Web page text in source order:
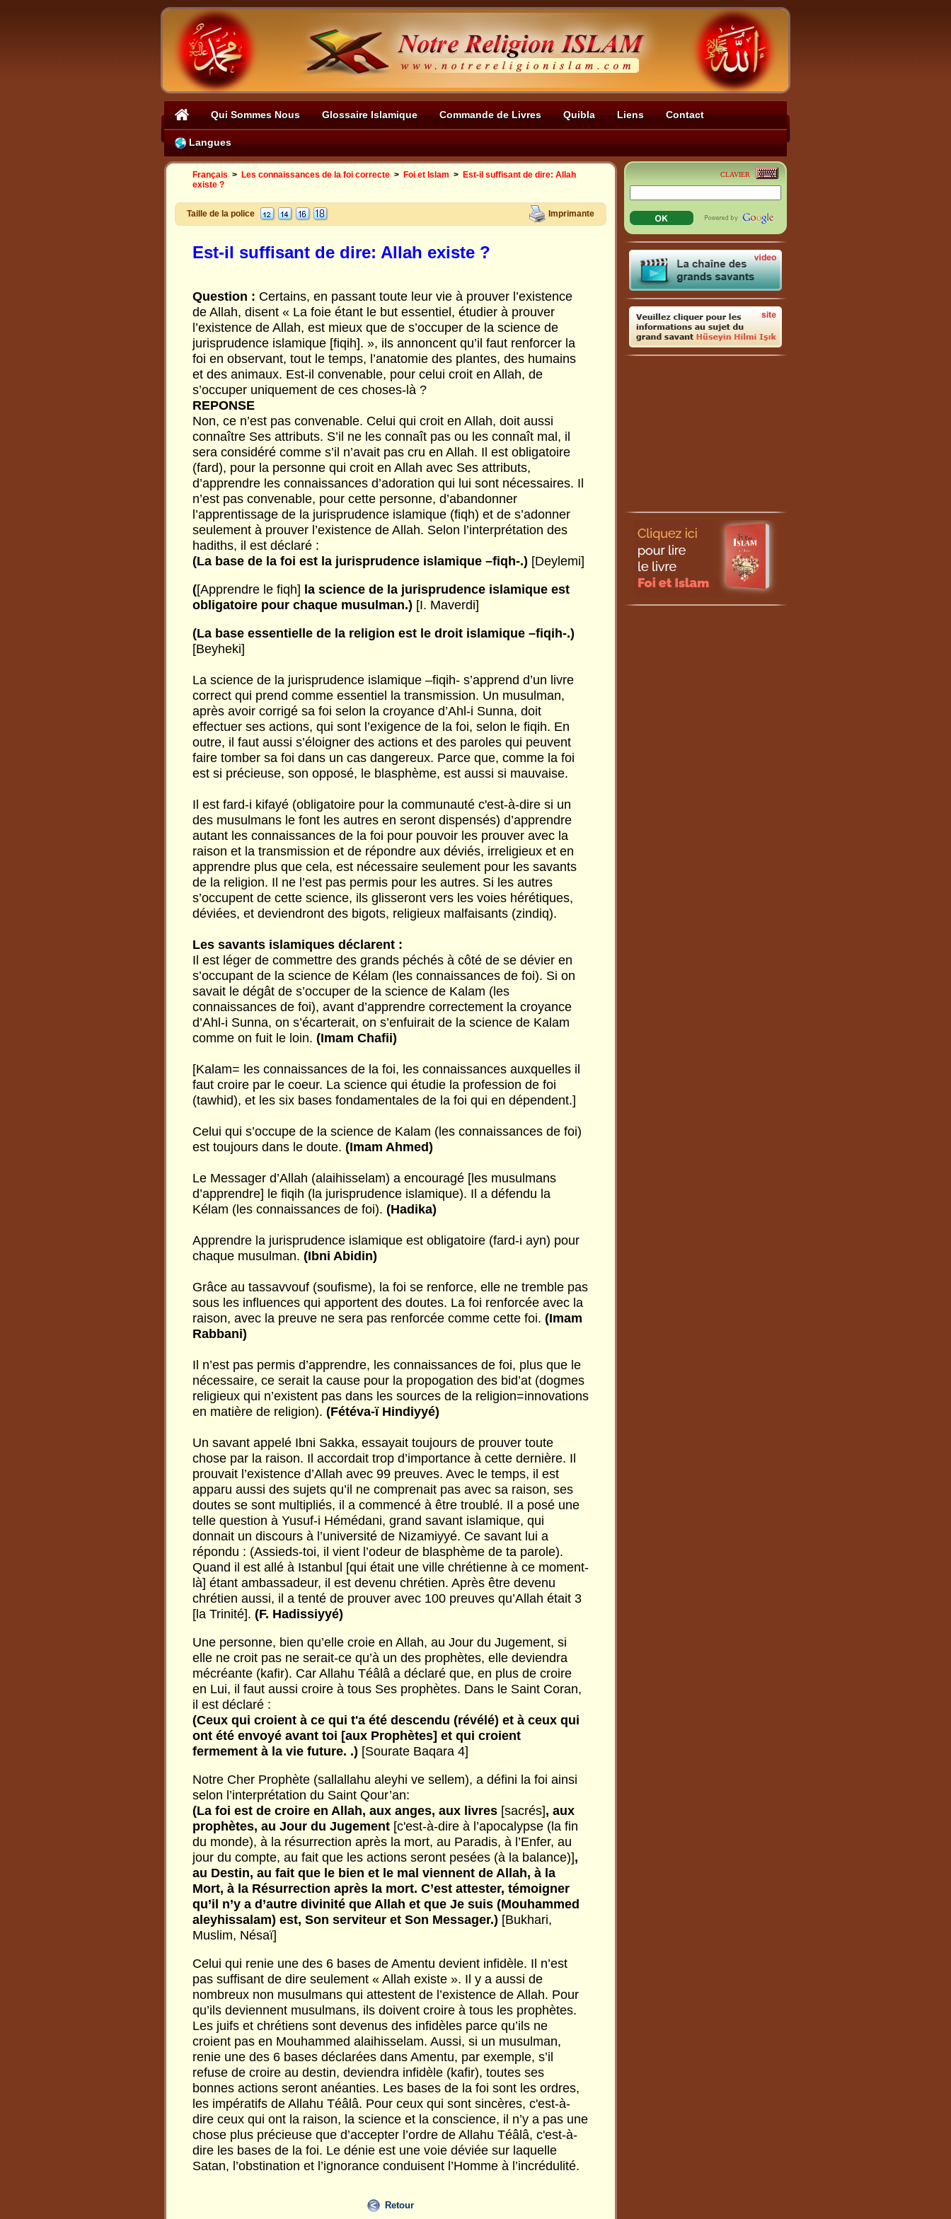
Qui Sommes Nous Glossaire Islamique Commande de Livres Quibla Liens Contact
Langues
Français > Les connaissances de la foi correcte > Foi et Islam > Est-il suffisant de dire: Allah
existe ?
Taille de la police Imprimante
Est-il suffisant de dire: Allah existe ?
Question : Certains, en passant toute leur vie à prouver l’existence
de Allah, disent « La foie étant le but essentiel, étudier à prouver
l’existence de Allah, est mieux que de s’occuper de la science de
jurisprudence islamique [fiqih]. », ils annoncent qu’il faut renforcer la
foi en observant, tout le temps, l’anatomie des plantes, des humains
et des animaux. Est-il convenable, pour celui croit en Allah, de
s’occuper uniquement de ces choses-là ?
REPONSE
Non, ce n’est pas convenable. Celui qui croit en Allah, doit aussi
connaître Ses attributs. S’il ne les connaît pas ou les connaît mal, il
sera considéré comme s’il n’avait pas cru en Allah. Il est obligatoire
(fard), pour la personne qui croit en Allah avec Ses attributs,
d’apprendre les connaissances d’adoration qui lui sont nécessaires. Il
n’est pas convenable, pour cette personne, d’abandonner
l’apprentissage de la jurisprudence islamique (fiqh) et de s’adonner
seulement à prouver l’existence de Allah. Selon l’interprétation des
hadiths, il est déclaré :
(La base de la foi est la jurisprudence islamique –fiqh-.) [Deylemi]
([Apprendre le fiqh] la science de la jurisprudence islamique est
obligatoire pour chaque musulman.) [I. Maverdi]
(La base essentielle de la religion est le droit islamique –fiqih-.)
[Beyheki]
La science de la jurisprudence islamique –fiqih- s’apprend d’un livre
correct qui prend comme essentiel la transmission. Un musulman,
après avoir corrigé sa foi selon la croyance d’Ahl-i Sunna, doit
effectuer ses actions, qui sont l’exigence de la foi, selon le fiqih. En
outre, il faut aussi s’éloigner des actions et des paroles qui peuvent
faire tomber sa foi dans un cas dangereux. Parce que, comme la foi
est si précieuse, son opposé, le blasphème, est aussi si mauvaise.
Il est fard-i kifayé (obligatoire pour la communauté c'est-à-dire si un
des musulmans le font les autres en seront dispensés) d’apprendre
autant les connaissances de la foi pour pouvoir les prouver avec la
raison et la transmission et de répondre aux déviés, irreligieux et en
apprendre plus que cela, est nécessaire seulement pour les savants
de la religion. Il ne l’est pas permis pour les autres. Si les autres
s’occupent de cette science, ils glisseront vers les voies hérétiques,
déviées, et deviendront des bigots, religieux malfaisants (zindiq).
Les savants islamiques déclarent :
Il est léger de commettre des grands péchés à côté de se dévier en
s’occupant de la science de Kélam (les connaissances de foi). Si on
savait le dégât de s’occuper de la science de Kalam (les
connaissances de foi), avant d’apprendre correctement la croyance
d’Ahl-i Sunna, on s’écarterait, on s’enfuirait de la science de Kalam
comme on fuit le loin. (Imam Chafii)
[Kalam= les connaissances de la foi, les connaissances auxquelles il
faut croire par le coeur. La science qui étudie la profession de foi
(tawhid), et les six bases fondamentales de la foi qui en dépendent.]
Celui qui s’occupe de la science de Kalam (les connaissances de foi)
est toujours dans le doute. (Imam Ahmed)
Le Messager d’Allah (alaihisselam) a encouragé [les musulmans
d’apprendre] le fiqih (la jurisprudence islamique). Il a défendu la
Kélam (les connaissances de foi). (Hadika)
Apprendre la jurisprudence islamique est obligatoire (fard-i ayn) pour
chaque musulman. (Ibni Abidin)
Grâce au tassavvouf (soufisme), la foi se renforce, elle ne tremble pas
sous les influences qui apportent des doutes. La foi renforcée avec la
raison, avec la preuve ne sera pas renforcée comme cette foi. (Imam
Rabbani)
Il n’est pas permis d’apprendre, les connaissances de foi, plus que le
nécessaire, ce serait la cause pour la propogation des bid’at (dogmes
religieux qui n’existent pas dans les sources de la religion=innovations
en matière de religion). (Fétéva-ï Hindiyyé)
Un savant appelé Ibni Sakka, essayait toujours de prouver toute
chose par la raison. Il accordait trop d’importance à cette dernière. Il
prouvait l’existence d’Allah avec 99 preuves. Avec le temps, il est
apparu aussi des sujets qu’il ne comprenait pas avec sa raison, ses
doutes se sont multipliés, il a commencé à être troublé. Il a posé une
telle question à Yusuf-i Hémédani, grand savant islamique, qui
donnait un discours à l’université de Nizamiyyé. Ce savant lui a
répondu : (Assieds-toi, il vient l’odeur de blasphème de ta parole).
Quand il est allé à Istanbul [qui était une ville chrétienne à ce moment-
là] étant ambassadeur, il est devenu chrétien. Après être devenu
chrétien aussi, il a tenté de prouver avec 100 preuves qu’Allah était 3
[la Trinité]. (F. Hadissiyyé)
Une personne, bien qu’elle croie en Allah, au Jour du Jugement, si
elle ne croit pas ne serait-ce qu’à un des prophètes, elle deviendra
mécréante (kafir). Car Allahu Téâlâ a déclaré que, en plus de croire
en Lui, il faut aussi croire à tous Ses prophètes. Dans le Saint Coran,
il est déclaré :
(Ceux qui croient à ce qui t'a été descendu (révélé) et à ceux qui
ont été envoyé avant toi [aux Prophètes] et qui croient
fermement à la vie future. .) [Sourate Baqara 4]
Notre Cher Prophète (sallallahu aleyhi ve sellem), a défini la foi ainsi
selon l’interprétation du Saint Qour’an:
(La foi est de croire en Allah, aux anges, aux livres [sacrés], aux
prophètes, au Jour du Jugement [c'est-à-dire à l’apocalypse (la fin
du monde), à la résurrection après la mort, au Paradis, à l’Enfer, au
jour du compte, au fait que les actions seront pesées (à la balance)],
au Destin, au fait que le bien et le mal viennent de Allah, à la
Mort, à la Résurrection après la mort. C’est attester, témoigner
qu’il n’y a d’autre divinité que Allah et que Je suis (Mouhammed
aleyhissalam) est, Son serviteur et Son Messager.) [Bukhari,
Muslim, Nésaï]
Celui qui renie une des 6 bases de Amentu devient infidèle. Il n’est
pas suffisant de dire seulement « Allah existe ». Il y a aussi de
nombreux non musulmans qui attestent de l’existence de Allah. Pour
qu’ils deviennent musulmans, ils doivent croire à tous les prophètes.
Les juifs et chrétiens sont devenus des infidèles parce qu’ils ne
croient pas en Mouhammed alaihisselam. Aussi, si un musulman,
renie une des 6 bases déclarées dans Amentu, par exemple, s’il
refuse de croire au destin, deviendra infidèle (kafir), toutes ses
bonnes actions seront anéanties. Les bases de la foi sont les ordres,
les impératifs de Allahu Téâlâ. Pour ceux qui sont sincères, c'est-à-
dire ceux qui ont la raison, la science et la conscience, il n’y a pas une
chose plus précieuse que d’accepter l’ordre de Allahu Téâlâ, c'est-à-
dire les bases de la foi. Le dénie est une voie déviée sur laquelle
Satan, l’obstination et l’ignorance conduisent l’Homme à l’incrédulité.
Retour
CLAVIER